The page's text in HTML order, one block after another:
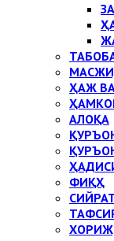
ҲАЖ
АЛОҚА
ФИҚҲ